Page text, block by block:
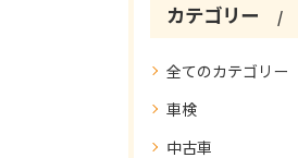
カテゴリー
全てのカテゴリー
車検
中古車